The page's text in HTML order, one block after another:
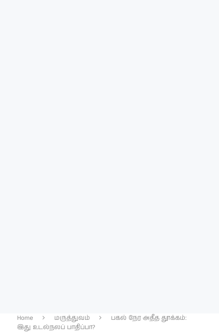
Home மருத்துவம்
பகல் நேர அதீத தூக்கம்:
இது உடல்நலப் பாதிப்பா?